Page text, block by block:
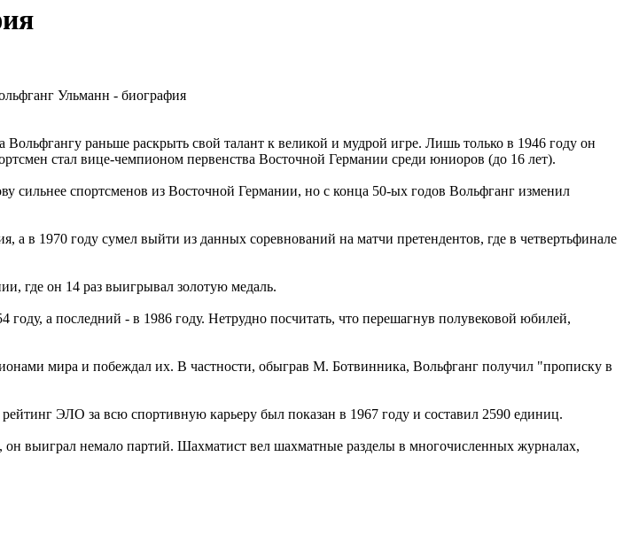
раньше раскрыть свой талант к великой и мудрой игре. Лишь только в 1946 году он
стал вице-чемпионом первенства Восточной Германии среди юниоров (до 16 лет).
сильнее спортсменов из Восточной Германии, но с конца 50-ых годов Вольфганг изменил
а в 1970 году сумел выйти из данных соревнований на матчи претендентов, где в четвертьфинале
где он 14 раз выигрывал золотую медаль.
а последний - в 1986 году. Нетрудно посчитать, что перешагнув полувековой юбилей,
мира и побеждал их. В частности, обыграв М. Ботвинника, Вольфганг получил "прописку в
ЭЛО за всю спортивную карьеру был показан в 1967 году и составил 2590 единиц.
выиграл немало партий. Шахматист вел шахматные разделы в многочисленных журналах,